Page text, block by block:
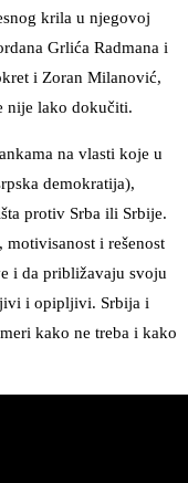
krila u njegovoj
Grlića Radmana i
i Zoran Milanović,
nije lako dokučiti.
na vlasti koje u
demokratija),
protiv Srba ili Srbije.
i rešenost
i da približavaju svoju
i opipljivi. Srbija i
kako ne treba i kako